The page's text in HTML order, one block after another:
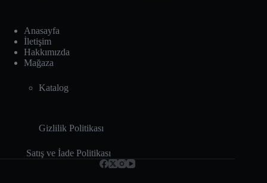
Anasayfa
İletişim
Hakkımızda
Mağaza
Katalog
Gizlilik Politikası
Satış ve İade Politikası